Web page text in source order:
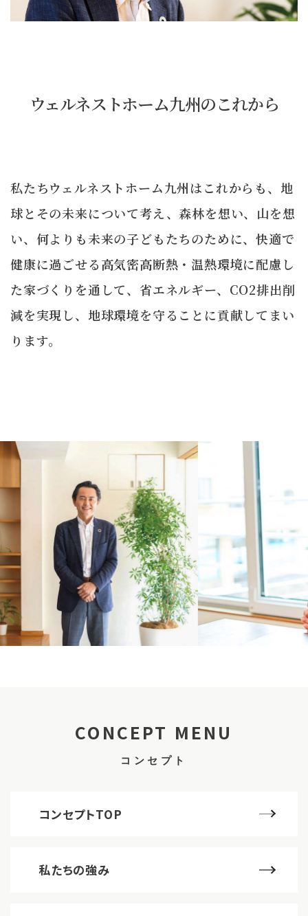
ウェルネストホーム九州のこれから
私たちウェルネストホーム九州はこれからも、地
球とその未来について考え、森林を想い、山を想
い、何よりも未来の子どもたちのために、快適で
健康に過ごせる高気密高断熱・温熱環境に配慮し
た家づくりを通して、省エネルギー、CO2排出削
減を実現し、地球環境を守ることに貢献してまい
ります。
CONCEPT MENU
コンセプト
コンセプトTOP
私たちの強み